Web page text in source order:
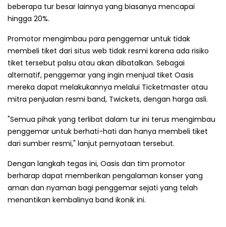
beberapa tur besar lainnya yang biasanya mencapai
hingga 20%.
Promotor mengimbau para penggemar untuk tidak
membeli tiket dari situs web tidak resmi karena ada risiko
tiket tersebut palsu atau akan dibatalkan. Sebagai
alternatif, penggemar yang ingin menjual tiket Oasis
mereka dapat melakukannya melalui Ticketmaster atau
mitra penjualan resmi band, Twickets, dengan harga asli.
"Semua pihak yang terlibat dalam tur ini terus mengimbau
penggemar untuk berhati-hati dan hanya membeli tiket
dari sumber resmi," lanjut pernyataan tersebut.
Dengan langkah tegas ini, Oasis dan tim promotor
berharap dapat memberikan pengalaman konser yang
aman dan nyaman bagi penggemar sejati yang telah
menantikan kembalinya band ikonik ini.